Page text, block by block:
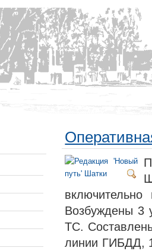
Возбуждены 3
ТС.
линии ГИБДД,